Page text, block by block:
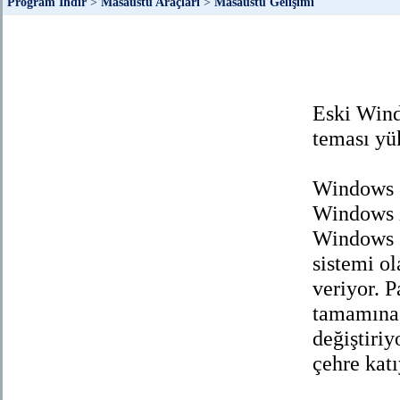
Eski
teması
Windows
Windows
Windows
sistemi
veriyor.
çehre